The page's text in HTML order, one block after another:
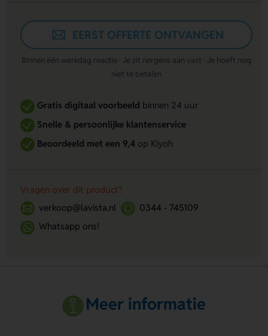
EERST OFFERTE ONTVANGEN
Binnen één werkdag reactie · Je zit nergens aan vast · Je hoeft nog
niet te betalen
Gratis digitaal voorbeeld binnen 24 uur
Snelle & persoonlijke klantenservice
Beoordeeld met een 9,4op Kiyoh
Vragen over dit product?
verkoop@lavista.nl
0344 - 745109
Whatsapp ons!
Meer informatie